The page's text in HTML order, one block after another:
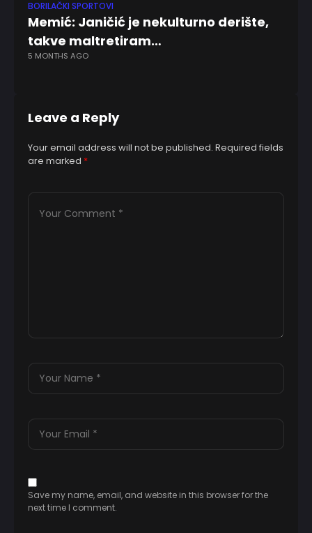
BORILAČKI SPORTOVI
Memić: Janičić je nekulturno derište,
takve maltretiram…
5 MONTHS AGO
Leave a Reply
Your email address will not be published. Required fields
are marked *
Save my name, email, and website in this browser for the
next time I comment.